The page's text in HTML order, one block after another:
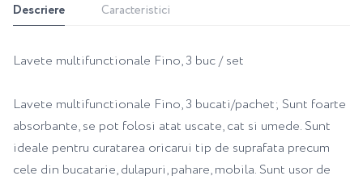
Descriere Caracteristici
Lavete multifunctionale Fino, 3 buc / set
Lavete multifunctionale Fino, 3 bucati/pachet; Sunt foarte
absorbante, se pot folosi atat uscate, cat si umede. Sunt
ideale pentru curatarea oricarui tip de suprafata precum
cele din bucatarie, dulapuri, pahare, mobila. Sunt usor de